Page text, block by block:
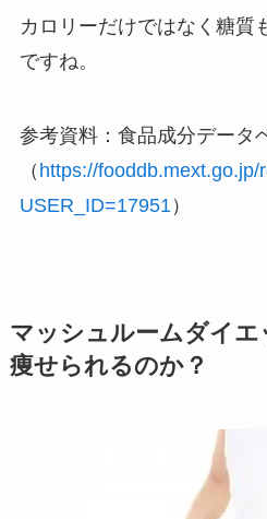
カロリーだけではなく糖質
ですね。
参考資料：食品成分データ
（ https://
USER_ID=17951）
マッシュルームダイ
痩せられるのか？